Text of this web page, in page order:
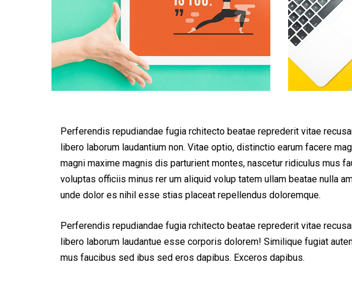
Perferendis repudiandae fugia rchitecto beatae reprederit vitae
libero laborum laudantium non. Vitae optio, distinctio earum facere
magni maxime magnis dis parturient montes, nascetur ridiculus mus
voluptas officiis minus rer um aliquid volup tatem ullam beatae nulla
unde dolor es nihil esse stias placeat repellendus doloremque.
Perferendis repudiandae fugia rchitecto beatae reprederit vitae
libero laborum laudantue esse corporis dolorem! Similique fugiat
mus faucibus sed ibus sed eros dapibus. Exceros dapibus.